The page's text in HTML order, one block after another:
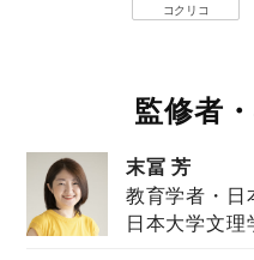
コクリコ
監修者
末冨 芳
教育学者・日
日本大学文